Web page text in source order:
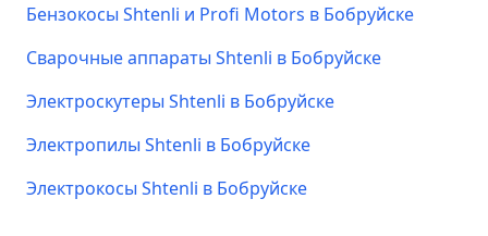
Бензокосы Shtenli и Profi Motors в Бобруйске
Сварочные аппараты Shtenli в Бобруйске
Электроскутеры Shtenli в Бобруйске
Электропилы Shtenli в Бобруйске
Электрокосы Shtenli в Бобруйске